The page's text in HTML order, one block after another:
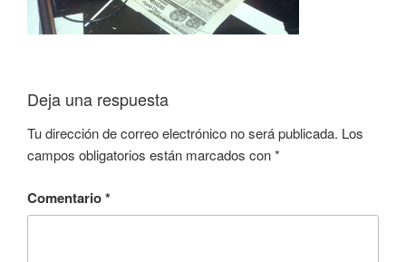
Deja una respuesta
Tu dirección de correo electrónico no será publicada. Los
campos obligatorios están marcados con*
Comentario*